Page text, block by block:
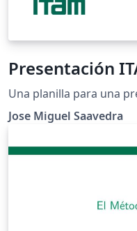
Presentación
Una planilla para una
Jose Miguel Saavedra